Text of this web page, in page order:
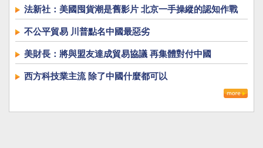
法新社：美國囤貨潮是舊影片 北京一手操縱的認知作戰
不公平貿易 川普點名中國最惡劣
美財長：將與盟友達成貿易協議 再集體對付中國
西方科技業主流 除了中國什麼都可以